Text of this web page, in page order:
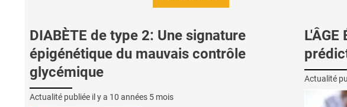
DIABÈTE de type 2: Une signature
épigénétique du mauvais contrôle
glycémique
Actualité publiée il y a 10 années 5 mois
L'ÂGE
Actualité